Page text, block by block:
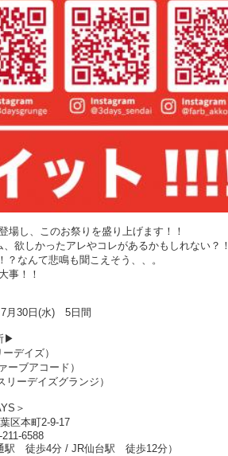
場し、このお祭りを盛り上げます！！
欲しかったアレやコレがあるかもしれない？！
なんて悲鳴も聞こえそう、、。
事！！
月30日(水) 5日間
▶
デイズ）
ーブアコード）
ーデイズグランジ）
＞
区本町2-9-17
6588
徒歩4分 / JR仙台駅 徒歩12分）